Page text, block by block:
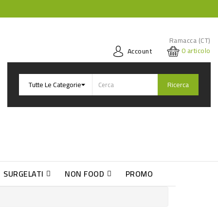
Ramacca (CT)
Account
0articolo
Ricerca
SURGELATI NON FOOD PROMO